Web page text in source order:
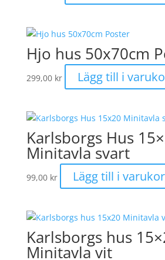
Hjo hus 50x70cm
299,00 kr Lägg till i
Karlsborgs Hus
Minitavla svart
99,00 kr Lägg till i
Karlsborgs hus
Minitavla vit